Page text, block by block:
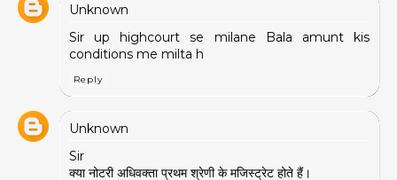
Unknown
Sir up highcourt se milane Bala amunt kis
conditions me milta h
Reply
Unknown
Sir
क्या नोटरी अधिवक्ता प्रथम श्रेणी के मजिस्ट्रेट होते हैं।